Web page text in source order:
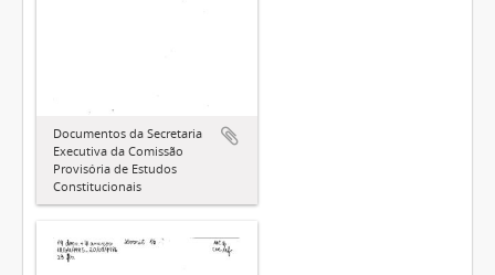
Documentos da Secretaria
Executiva da Comissão
Provisória de Estudos
Constitucionais